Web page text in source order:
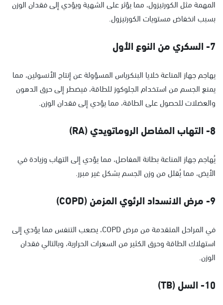
المهمة مثل الكورتيزول، مما يؤثر على الشهية ويؤدي إلى فقدان الوزن
بسبب انخفاض مستويات الكورتيزول.
7- السكري من النوع الأول
يهاجم جهاز المناعة خلايا البنكرياس المسؤولة عن إنتاج الأنسولين، مما
يمنع الجسم من استخدام الجلوكوز للطاقة، فيضطر إلى حرق الدهون
والعضلات للحصول على الطاقة، مما يؤدي إلى فقدان الوزن.
8- التهاب المفاصل الروماتويدي (RA)
يُهاجم جهاز المناعة بطانة المفاصل، مما يؤدي إلى التهاب وزيادة في
الأيض، مما يُقلل من وزن الجسم بشكل غير مبرر.
9- مرض الانسداد الرئوي المزمن (COPD)
في المراحل المتقدمة من مرض COPD، يصعب التنفس مما يؤدي إلى
استهلاك الطاقة وحرق الكثير من السعرات الحرارية، وبالتالي فقدان
الوزن.
10- السل (TB)